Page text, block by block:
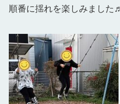
順番に揺れを楽しみました♬